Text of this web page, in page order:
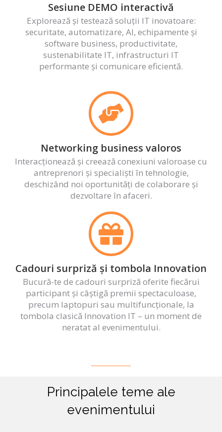
Sesiune DEMO interactivă
Explorează și testează soluții IT inovatoare:
securitate, automatizare, AI, echipamente și
software business, productivitate,
sustenabilitate IT, infrastructuri IT
performante și comunicare eficientă.
Networking business valoros
Interacționează și creează conexiuni valoroase cu
antreprenori și specialiști în tehnologie,
deschizând noi oportunități de colaborare și
dezvoltare în afaceri.
Cadouri surpriză și tombola Innovation
Bucură-te de cadouri surpriză oferite fiecărui
participant și câștigă premii spectaculoase,
precum laptopuri sau multifuncționale, la
tombola clasică Innovation IT – un moment de
neratat al evenimentului.
Principalele teme ale
evenimentului